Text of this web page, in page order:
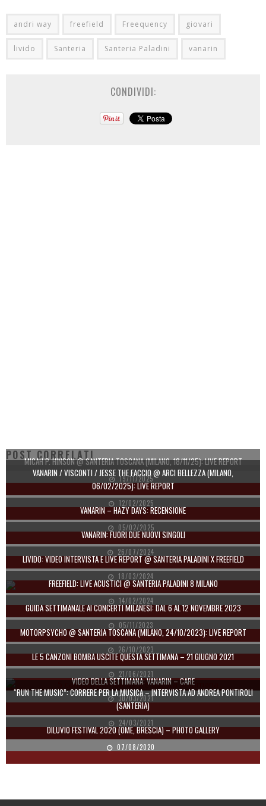
andri way freefield Freequency giovari
livido Santeria Santeria Paladini vanarin
CONDIVIDI:
POST CORRELATI
MICAH P. HINSON @ SANTERIA TOSCANA (MILANO, 18/11/25): LIVE REPORT
19/11/2025
VANARIN / VISCONTI / JESSE THE FACCIO @ ARCI BELLEZZA (MILANO,
06/02/2025): LIVE REPORT
12/02/2025
VANARIN – HAZY DAYS: RECENSIONE
05/02/2025
VANARIN: FUORI DUE NUOVI SINGOLI
26/07/2024
LIVIDO: VIDEO INTERVISTA E LIVE REPORT @ SANTERIA PALADINI X FREEFIELD
18/03/2024
FREEFIELD: LIVE ACUSTICI @ SANTERIA PALADINI 8 MILANO
14/02/2024
GUIDA SETTIMANALE AI CONCERTI MILANESI: DAL 6 AL 12 NOVEMBRE 2023
05/11/2023
MOTORPSYCHO @ SANTERIA TOSCANA (MILANO, 24/10/2023): LIVE REPORT
26/10/2023
LE 5 CANZONI BOMBA USCITE QUESTA SETTIMANA – 21 GIUGNO 2021
21/06/2021
VIDEO DELLA SETTIMANA: VANARIN – CARE
30/03/2021
“RUN THE MUSIC”: CORRERE PER LA MUSICA – INTERVISTA AD ANDREA PONTIROLI
(SANTERIA)
24/03/2021
DILUVIO FESTIVAL 2020 (OME, BRESCIA) – PHOTO GALLERY
07/08/2020